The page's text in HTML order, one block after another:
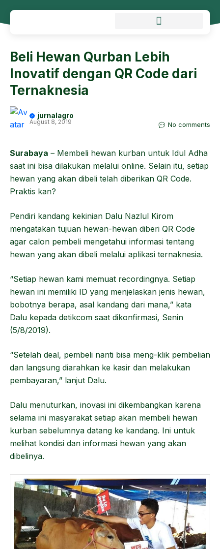
Beli Hewan Qurban Lebih
Inovatif dengan QR Code dari
Ternaknesia
jurnalagro
August 8, 2019 No comments
Surabaya – Membeli hewan kurban untuk Idul Adha
saat ini bisa dilakukan melalui online. Selain itu, setiap
hewan yang akan dibeli telah diberikan QR Code.
Praktis kan?
Pendiri kandang kekinian Dalu Nazlul Kirom
mengatakan tujuan hewan-hewan diberi QR Code
agar calon pembeli mengetahui informasi tentang
hewan yang akan dibeli melalui aplikasi ternaknesia.
“Setiap hewan kami memuat recordingnya. Setiap
hewan ini memiliki ID yang menjelaskan jenis hewan,
bobotnya berapa, asal kandang dari mana,” kata
Dalu kepada detikcom saat dikonfirmasi, Senin
(5/8/2019).
“Setelah deal, pembeli nanti bisa meng-klik pembelian
dan langsung diarahkan ke kasir dan melakukan
pembayaran,” lanjut Dalu.
Dalu menuturkan, inovasi ini dikembangkan karena
selama ini masyarakat setiap akan membeli hewan
kurban sebelumnya datang ke kandang. Ini untuk
melihat kondisi dan informasi hewan yang akan
dibelinya.